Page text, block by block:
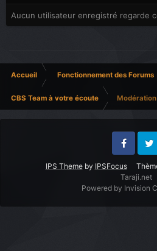
Aucun utilisateur enregistré regarde
Accueil Fonctionnement des Forums
CBS Team à votre écoute
IPS Themeby IPSFocus
Facebook
Taraji.net
Powered by Invision